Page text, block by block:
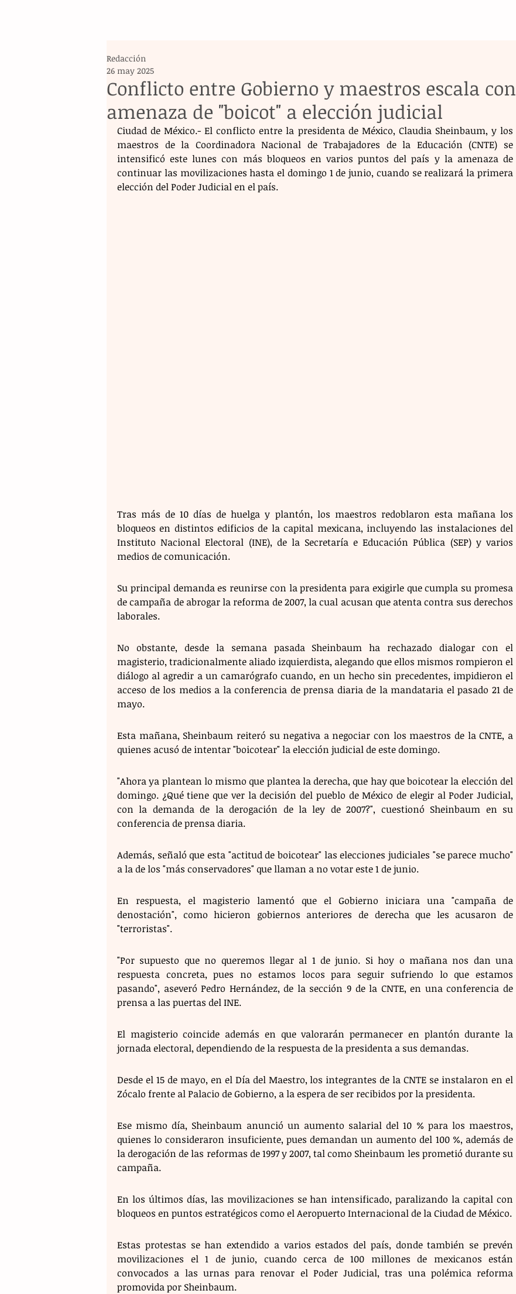
Conflicto entre Gobierno y maestros escala con
amenaza de "boicot" a elección judicial
Redacción
26 may 2025
Ciudad de México.- El conflicto entre la presidenta de México, Claudia Sheinbaum, y los
maestros de la Coordinadora Nacional de Trabajadores de la Educación (CNTE) se
intensificó este lunes con más bloqueos en varios puntos del país y la amenaza de
continuar las movilizaciones hasta el domingo 1 de junio, cuando se realizará la primera
elección del Poder Judicial en el país.
Tras más de 10 días de huelga y plantón, los maestros redoblaron esta mañana los
bloqueos en distintos edificios de la capital mexicana, incluyendo las instalaciones del
Instituto Nacional Electoral (INE), de la Secretaría e Educación Pública (SEP) y varios
medios de comunicación.
Su principal demanda es reunirse con la presidenta para exigirle que cumpla su promesa
de campaña de abrogar la reforma de 2007, la cual acusan que atenta contra sus derechos
laborales.
No obstante, desde la semana pasada Sheinbaum ha rechazado dialogar con el
magisterio, tradicionalmente aliado izquierdista, alegando que ellos mismos rompieron el
diálogo al agredir a un camarógrafo cuando, en un hecho sin precedentes, impidieron el
acceso de los medios a la conferencia de prensa diaria de la mandataria el pasado 21 de
mayo.
Esta mañana, Sheinbaum reiteró su negativa a negociar con los maestros de la CNTE, a
quienes acusó de intentar "boicotear" la elección judicial de este domingo.
"Ahora ya plantean lo mismo que plantea la derecha, que hay que boicotear la elección del
domingo. ¿Qué tiene que ver la decisión del pueblo de México de elegir al Poder Judicial,
con la demanda de la derogación de la ley de 2007?", cuestionó Sheinbaum en su
conferencia de prensa diaria.
Además, señaló que esta "actitud de boicotear" las elecciones judiciales "se parece mucho"
a la de los "más conservadores" que llaman a no votar este 1 de junio.
En respuesta, el magisterio lamentó que el Gobierno iniciara una "campaña de
denostación", como hicieron gobiernos anteriores de derecha que les acusaron de
"terroristas".
"Por supuesto que no queremos llegar al 1 de junio. Si hoy o mañana nos dan una
respuesta concreta, pues no estamos locos para seguir sufriendo lo que estamos
pasando", aseveró Pedro Hernández, de la sección 9 de la CNTE, en una conferencia de
prensa a las puertas del INE.
El magisterio coincide además en que valorarán permanecer en plantón durante la
jornada electoral, dependiendo de la respuesta de la presidenta a sus demandas.
Desde el 15 de mayo, en el Día del Maestro, los integrantes de la CNTE se instalaron en el
Zócalo frente al Palacio de Gobierno, a la espera de ser recibidos por la presidenta.
Ese mismo día, Sheinbaum anunció un aumento salarial del 10 % para los maestros,
quienes lo consideraron insuficiente, pues demandan un aumento del 100 %, además de
la derogación de las reformas de 1997 y 2007, tal como Sheinbaum les prometió durante su
campaña.
En los últimos días, las movilizaciones se han intensificado, paralizando la capital con
Estas protestas se han extendido a varios estados del país, donde también se prevén
movilizaciones el 1 de junio, cuando cerca de 100 millones de mexicanos están
convocados a las urnas para renovar el Poder Judicial, tras una polémica reforma
promovida por Sheinbaum.